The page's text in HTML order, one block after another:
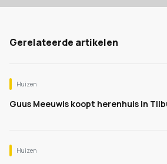
Gerelateerde artikelen
Huizen
Guus Meeuwis koopt herenhuis in
Huizen